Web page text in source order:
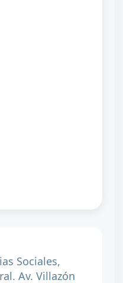
Sociales,
Av. Villazón